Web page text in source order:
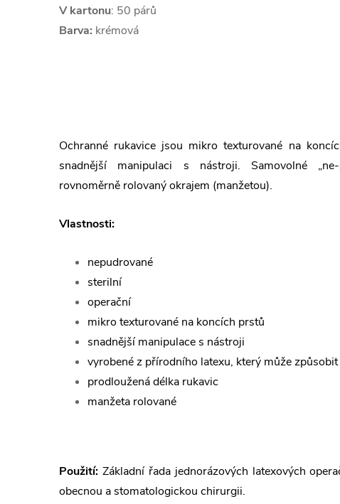
V kartonu: 50 párů
Barva: krémová
Ochranné rukavice jsou mikro texturované na
snadnější manipulaci s nástroji. Samovolné
rovnoměrně rolovaný okrajem (manžetou).
Vlastnosti:
nepudrované
sterilní
operační
mikro texturované na koncích prstů
snadnější manipulace s nástroji
vyrobené z přírodního latexu, který může
prodloužená délka rukavic
manžeta rolované
Použití: Základní řada jednorázových latexových
obecnou a stomatologickou chirurgii.